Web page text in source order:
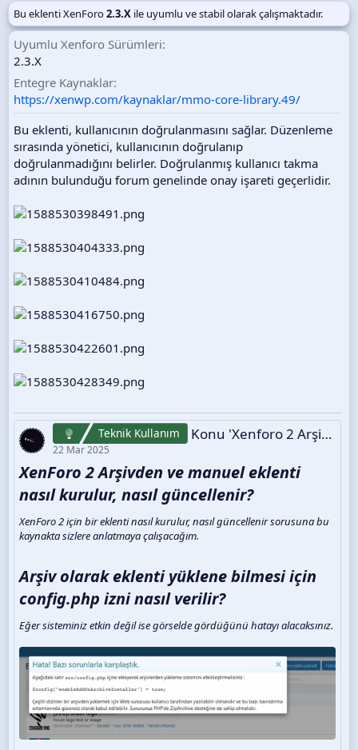
a
r
i
Bu eklenti XenForo2.3.X ile uyumlu ve stabil olarak çalışmaktadır.
Uyumlu Xenforo Sürümleri
2.3.X
Entegre Kaynaklar
https://xenwp.com/kaynaklar/mmo-core-library.49/
Bu eklenti, kullanıcının doğrulanmasını sağlar. Düzenleme
sırasında yönetici, kullanıcının doğrulanıp
doğrulanmadığını belirler. Doğrulanmış kullanıcı takma
adının bulunduğu forum genelinde onay işareti geçerlidir.
Teknik Kullanım Konu 'Xenforo 2 Arşivden Ve Manuel Eklenti Nasıl Kurulur, Nasıl Güncellenir?'
22 Mar 2025
XenForo 2 Arşivden ve manuel eklenti
nasıl kurulur, nasıl güncellenir?​
XenForo 2 için bir eklenti nasıl kurulur, nasıl güncellenir sorusuna bu
kaynakta sizlere anlatmaya çalışacağım.
Arşiv olarak eklenti yüklene bilmesi için
config.php izni nasıl verilir?​
Eğer sisteminiz etkin değil ise görselde gördüğünü hatayı alacaksınız.